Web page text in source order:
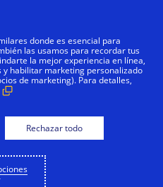
donde es esencial para
las usamos para recordar tus
la mejor experiencia en línea,
habilitar marketing personalizado
de marketing). Para detalles,
Rechazar todo